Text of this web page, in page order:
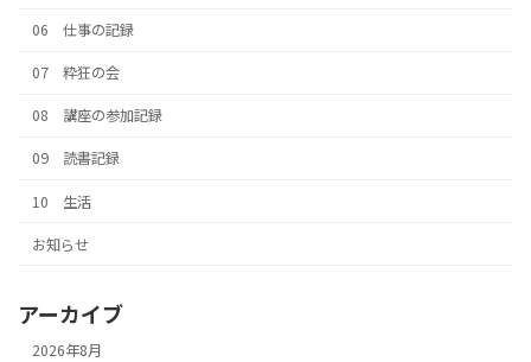
06 仕事の記録
07 粋狂の会
08 講座の参加記録
09 読書記録
10 生活
お知らせ
アーカイブ
2026年8月